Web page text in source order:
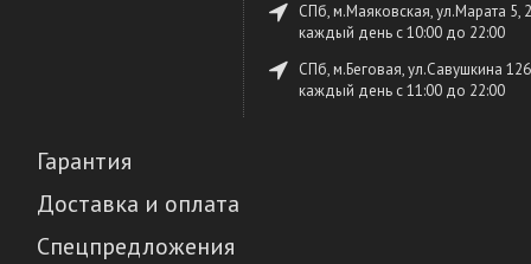
СПб, м.Маяковская, ул.Марата 5,
каждый день c 10:00 до 22:00
СПб, м.Беговая, ул.Савушкина
каждый день c 11:00 до 22:00
Гарантия
Доставка и оплата
Спецпредложения